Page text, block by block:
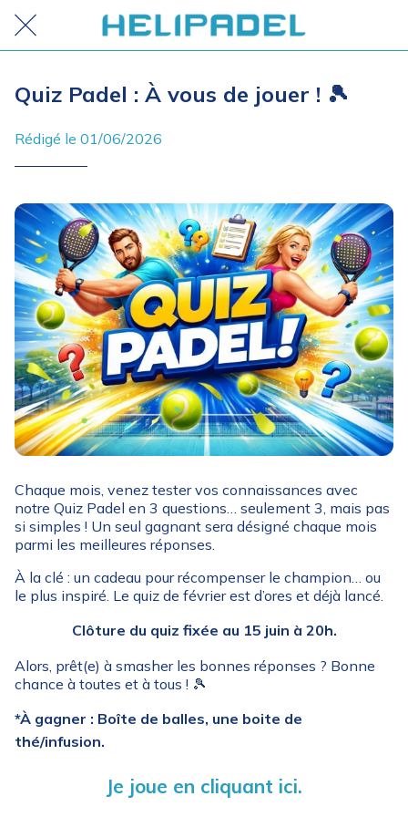
Quiz Padel : À vous de jouer ! 🎾
Rédigé le 01/06/2026
Chaque mois, venez tester vos connaissances avec
notre Quiz Padel en 3 questions… seulement 3, mais pas
si simples ! Un seul gagnant sera désigné chaque mois
parmi les meilleures réponses.
À la clé : un cadeau pour récompenser le champion… ou
le plus inspiré. Le quiz de février est d’ores et déjà lancé.
Clôture du quiz fixée au 15 juin à 20h.
Alors, prêt(e) à smasher les bonnes réponses ? Bonne
chance à toutes et à tous ! 🎾
*À gagner : Boîte de balles, une boite de
thé/infusion.
Je joue en cliquant ici.